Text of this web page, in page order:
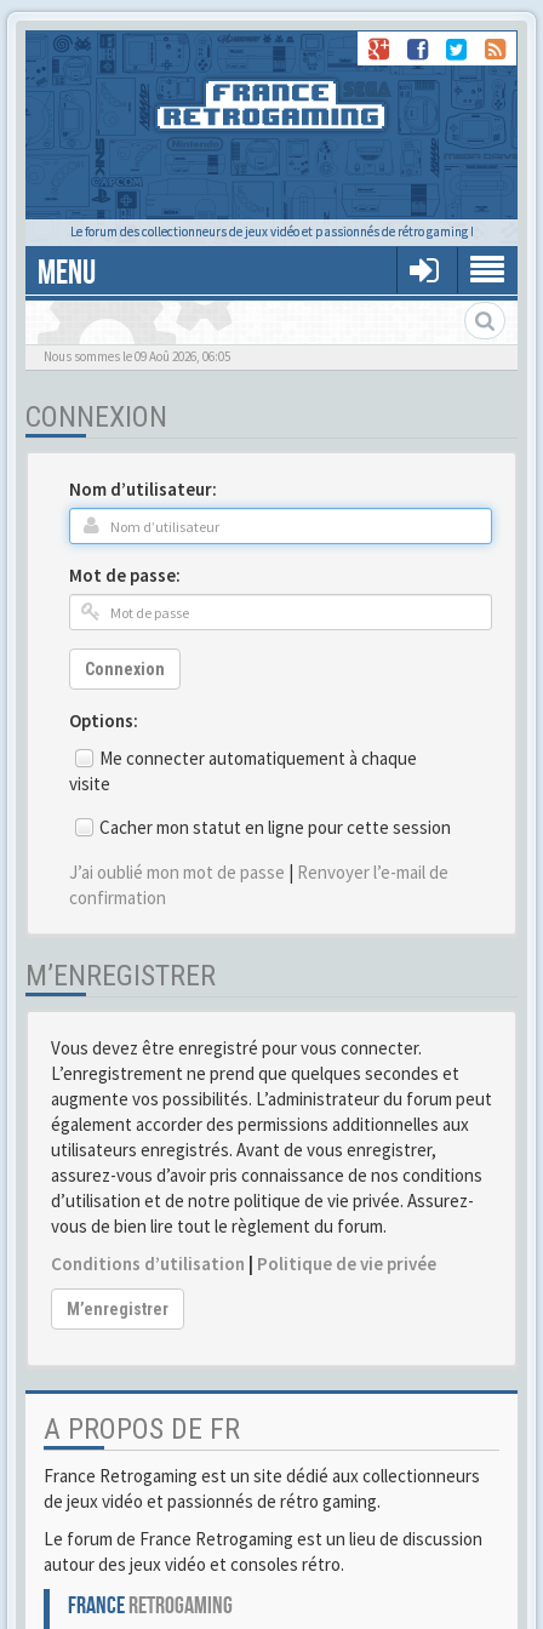
Le forum des collectionneurs de jeux vidéo et passionnés de rétro gaming !
MENU
Gère ton profil et tes préférences
Nous sommes le 09 Aoû 2026, 06:05
CONNEXION
Nom d’utilisateur:
Mot de passe:
Connexion
Options:
Me connecter automatiquement à chaque
visite
Cacher mon statut en ligne pour cette session
J’ai oublié mon mot de passe | Renvoyer l’e-mail de
confirmation
M’ENREGISTRER
Vous devez être enregistré pour vous connecter.
L’enregistrement ne prend que quelques secondes et
augmente vos possibilités. L’administrateur du forum peut
également accorder des permissions additionnelles aux
utilisateurs enregistrés. Avant de vous enregistrer,
assurez-vous d’avoir pris connaissance de nos conditions
d’utilisation et de notre politique de vie privée. Assurez-
vous de bien lire tout le règlement du forum.
Conditions d’utilisation | Politique de vie privée
M’enregistrer
A PROPOS DE FR
France Retrogaming est un site dédié aux collectionneurs
de jeux vidéo et passionnés de rétro gaming.
Le forum de France Retrogaming est un lieu de discussion
autour des jeux vidéo et consoles rétro.
FRANCERETROGAMING